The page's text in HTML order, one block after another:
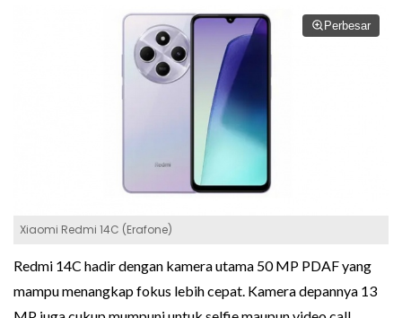
Perbesar
Xiaomi Redmi 14C (Erafone)
Redmi 14C hadir dengan kamera utama 50 MP PDAF yang
mampu menangkap fokus lebih cepat. Kamera depannya 13